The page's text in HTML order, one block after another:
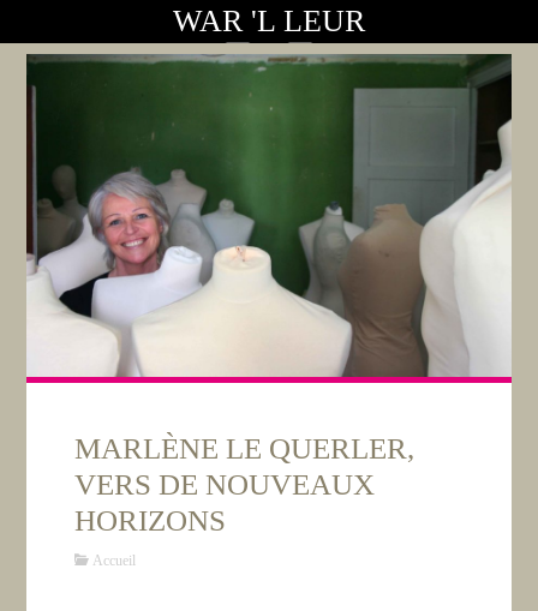
WAR 'L LEUR
MARLÈNE LE QUERLER,
VERS DE NOUVEAUX
HORIZONS
Accueil